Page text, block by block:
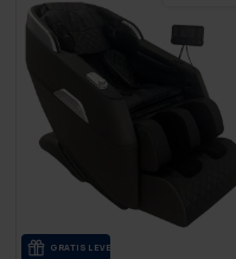
GRA­TIS LE­VE­RANS